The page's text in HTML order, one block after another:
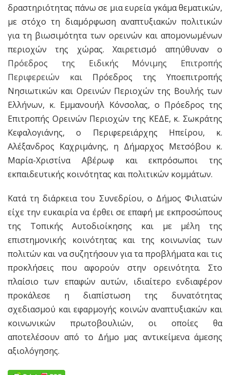
δραστηριότητας πάνω σε μια ευρεία γκάμα θεματικών,
με στόχο τη διαμόρφωση αναπτυξιακών πολιτικών
για τη βιωσιμότητα των ορεινών και απομονωμένων
περιοχών της χώρας. Χαιρετισμό απηύθυναν ο
Πρόεδρος της Ειδικής Μόνιμης Επιτροπής
Περιφερειών και Πρόεδρος της Υποεπιτροπής
Νησιωτικών και Ορεινών Περιοχών της Βουλής των
Ελλήνων, κ. Εμμανουήλ Κόνσολας, ο Πρόεδρος της
Επιτροπής Ορεινών Περιοχών της ΚΕΔΕ, κ. Σωκράτης
Κεφαλογιάνης, ο Περιφερειάρχης Ηπείρου, κ.
Αλέξανδρος Καχριμάνης, η Δήμαρχος Μετσόβου κ.
Μαρία-Χριστίνα Αβέρωφ και εκπρόσωποι της
εκπαιδευτικής κοινότητας και πολιτικών κομμάτων.
Κατά τη διάρκεια του Συνεδρίου, ο Δήμος Φιλιατών
είχε την ευκαιρία να έρθει σε επαφή με εκπροσώπους
της Τοπικής Αυτοδιοίκησης και με μέλη της
επιστημονικής κοινότητας και της κοινωνίας των
πολιτών και να συζητήσουν για τα προβλήματα και τις
προκλήσεις που αφορούν στην ορεινότητα. Στο
πλαίσιο των επαφών αυτών, ιδιαίτερο ενδιαφέρον
προκάλεσε η διαπίστωση της δυνατότητας
σχεδιασμού και εφαρμογής κοινών αναπτυξιακών και
κοινωνικών πρωτοβουλιών, οι οποίες θα
αποτελέσουν από το Δήμο μας αντικείμενα άμεσης
αξιολόγησης.